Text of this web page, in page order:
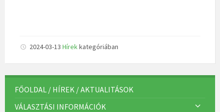
2024-03-13 Hírekkategóriában
FŐOLDAL / HÍREK / AKTUALITÁSOK
VÁLASZTÁSI INFORMÁCIÓK